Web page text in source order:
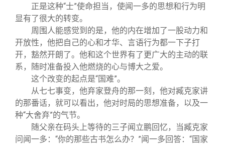
正是这种“士”使命担当，使闻一多的思想和行为明
显有了很大的转变。
周围人能感觉到的是，他的内在增加了一股动力和
开放性，他把自己的心和才华、言语行为都一下子打
开，豁然开朗了。他和这个世界有了更广大的主动的联
系，随时准备投入他燃烧的心与博大之爱。
这个改变的起点是“国难”。
从七七事变，他弃家登舟的那一刻，他对臧克家讲
的那番话，就可以看出，他对时局的思想准备，以及一
种“大舍弃”的气节。
随父亲在码头上等待的三子闻立鹏回忆，当臧克家
问闻一多：“你的那些古书怎么办？”闻一多回答：“国家